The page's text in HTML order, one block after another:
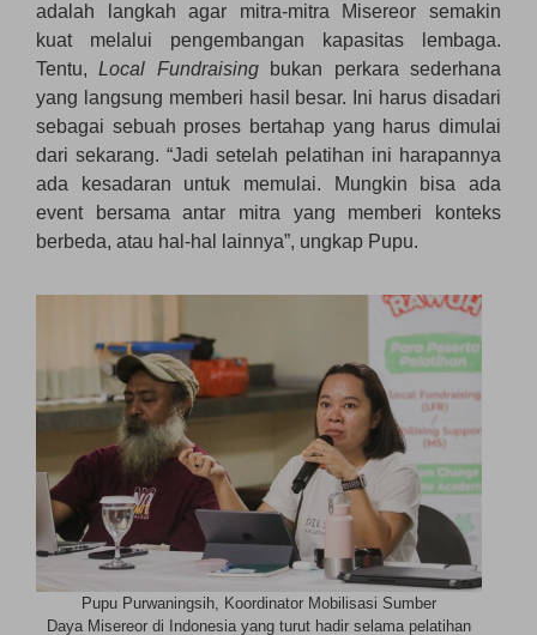
adalah langkah agar mitra-mitra Misereor semakin
kuat melalui pengembangan kapasitas lembaga.
Tentu,Local Fundraising
bukan perkara sederhana
yang langsung memberi hasil besar. Ini harus disadari
sebagai sebuah proses bertahap yang harus dimulai
dari sekarang. “Jadi setelah pelatihan ini harapannya
ada kesadaran untuk memulai. Mungkin bisa ada
event bersama antar mitra yang memberi konteks
berbeda, atau hal-hal lainnya”, ungkap Pupu.
Pupu Purwaningsih, Koordinator Mobilisasi Sumber
Daya Misereor di Indonesia yang turut hadir selama pelatihan